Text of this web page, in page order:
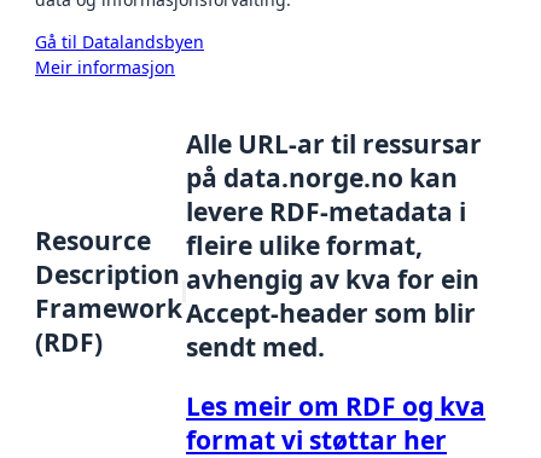
Gå til Datalandsbyen
Meir informasjon
Resource
Description
Framework
(RDF)
Alle URL-ar til ressursar
på data.norge.no kan
levere RDF-metadata i
fleire ulike format,
avhengig av kva for ein
Accept-header som blir
sendt med.
Les meir om RDF og kva
format vi støttar her